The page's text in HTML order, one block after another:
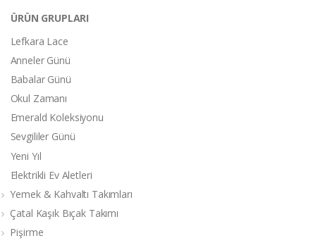
ÜRÜN GRUPLARI
Lefkara Lace
Anneler Günü
Babalar Günü
Okul Zamanı
Emerald Koleksiyonu
Sevgililer Günü
Yeni Yıl
Elektrikli Ev Aletleri
Yemek & Kahvaltı Takımları
Çatal Kaşık Bıçak Takımı
Pişirme